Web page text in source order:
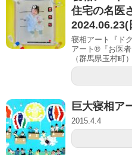
住宅の名医
2024.06.23(
寝相アート『ド
アート®『お医
（群馬県玉村町
巨大寝相ア
2015.4.4